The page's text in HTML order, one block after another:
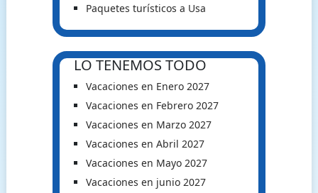
Paquetes turísticos a Usa
LO TENEMOS TODO
Vacaciones en Enero 2027
Vacaciones en Febrero 2027
Vacaciones en Marzo 2027
Vacaciones en Abril 2027
Vacaciones en Mayo 2027
Vacaciones en junio 2027